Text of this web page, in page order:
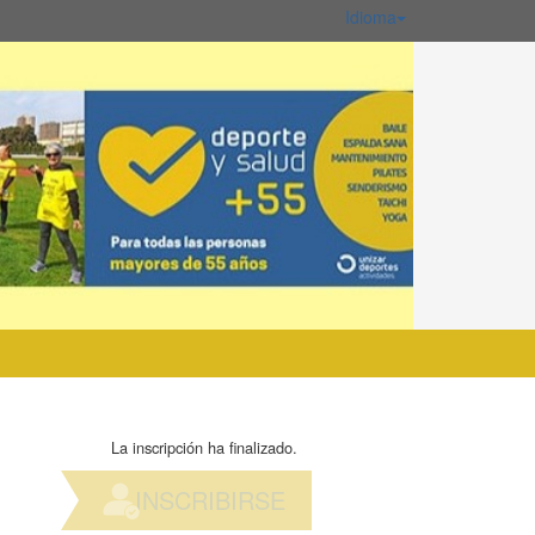
Idioma
La inscripción ha finalizado.
INSCRIBIRSE